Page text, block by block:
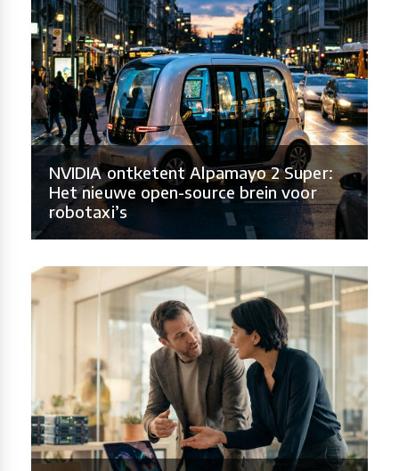
NVIDIA ontketent Alpamayo 2 Super:
Het nieuwe open-source brein voor
robotaxi’s